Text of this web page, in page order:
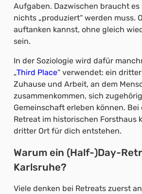
Aufgaben. Dazwischen braucht es
nichts „produziert“ werden muss.
auftanken kannst, ohne gleich
sein.
In der Soziologie wird dafür
„Third Place“ verwendet: ein
Zuhause und Arbeit, an dem
zusammenkommen, sich
Gemeinschaft erleben können. Bei
Retreat im historischen Forsthaus
dritter Ort für dich entstehen.
Warum ein (Half-)Day-
Karlsruhe?
Viele denken bei Retreats zuerst